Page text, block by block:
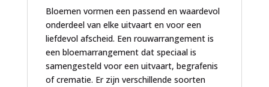
Bloemen vormen een passend en waardevol
onderdeel van elke uitvaart en voor een
liefdevol afscheid. Een rouwarrangement is
een bloemarrangement dat speciaal is
samengesteld voor een uitvaart, begrafenis
of crematie. Er zijn verschillende soorten